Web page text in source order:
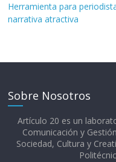
Herramienta para
narrativa atractiva
Sobre Nosotros
Artículo 20 es un
Comunicación y
Sociedad, Cultura y